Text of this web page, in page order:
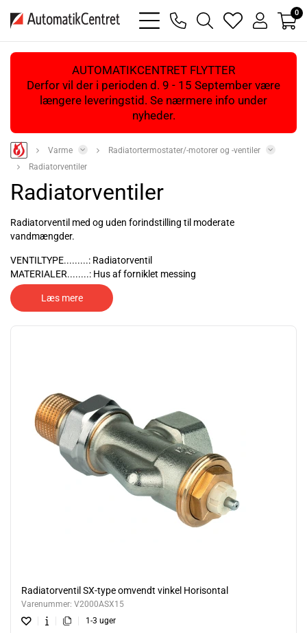
bars
light
phone
magnifying
glass
heart
light
user
light
0
AUTOMATIKCENTRET FLYTTER
Derfor vil der i perioden d. 9 - 15 September være
længere leveringstid. Se nærmere info under
nyheder.
Varme
Radiatortermostater/-motorer og -ventiler
Radiatorventiler
Radiatorventiler
Radiatorventil med og uden forindstilling til moderate
vandmængder.
VENTILTYPE.........: Radiatorventil
MATERIALER........: Hus af forniklet messing
SLAGLÆNGDE....: 2,5 mm
MEDIE...................: 2 ... 130 °C vand eller vand/glykol
TRYKKLASSE.......: PN10
TILSLUTNING......: Indv. gevind på indløb, Union med udv. gevind på
Læs mere
Radiatorventil SX-type omvendt vinkel Horisontal
Varenummer: V2000ASX15
1-3 uger